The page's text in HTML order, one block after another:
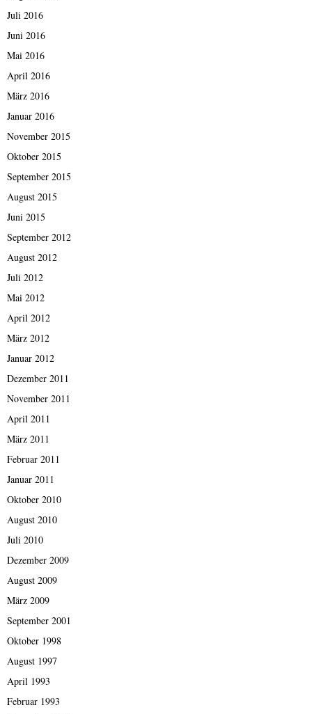
Juli 2016
Juni 2016
Mai 2016
April 2016
März 2016
Januar 2016
November 2015
Oktober 2015
September 2015
August 2015
Juni 2015
September 2012
August 2012
Juli 2012
Mai 2012
April 2012
März 2012
Januar 2012
Dezember 2011
November 2011
April 2011
März 2011
Februar 2011
Januar 2011
Oktober 2010
August 2010
Juli 2010
Dezember 2009
August 2009
März 2009
September 2001
Oktober 1998
August 1997
April 1993
Februar 1993